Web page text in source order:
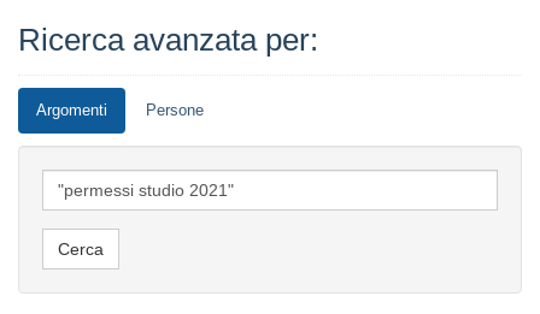
Ricerca avanzata per:
Argomenti Persone